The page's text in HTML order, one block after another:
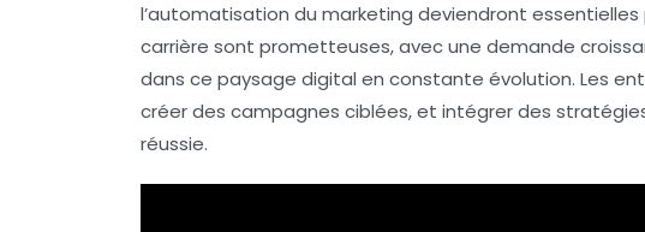
l’automatisation du marketing deviendront essentielles
carrière sont prometteuses, avec une demande
dans ce paysage digital en constante évolution. Les
créer des campagnes ciblées, et intégrer des
réussie.